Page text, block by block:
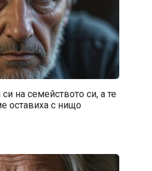
на семейството си, а те
оставиха с нищо